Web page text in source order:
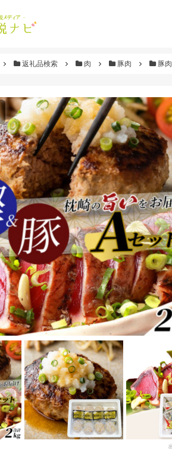
返礼品検索 肉 豚肉 豚